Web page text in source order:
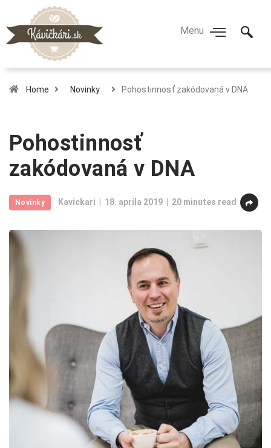
Home Novinky Pohostinnosť zakódovaná v DNA
Pohostinnosť
zakódovaná v DNA
Novinky Kavickari 18. apríla 2019 20 minutes read